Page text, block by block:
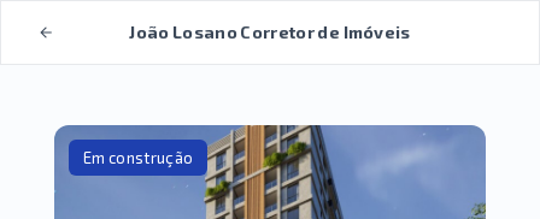
João Losano Corretor de Imóveis
Em construção